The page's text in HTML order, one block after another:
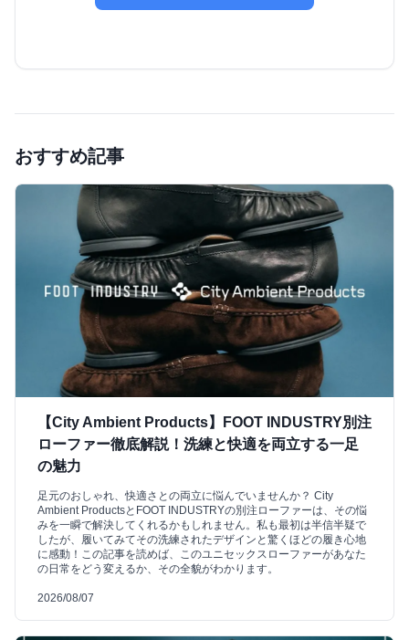
おすすめ記事
【City Ambient Products】FOOT INDUSTRY別注
ローファー徹底解説！洗練と快適を両立する一足
の魅力
足元のおしゃれ、快適さとの両立に悩んでいませんか？ City
Ambient ProductsとFOOT INDUSTRYの別注ローファーは、その悩
みを一瞬で解決してくれるかもしれません。私も最初は半信半疑で
したが、履いてみてその洗練されたデザインと驚くほどの履き心地
に感動！この記事を読めば、このユニセックスローファーがあなた
の日常をどう変えるか、その全貌がわかります。
2026/08/07